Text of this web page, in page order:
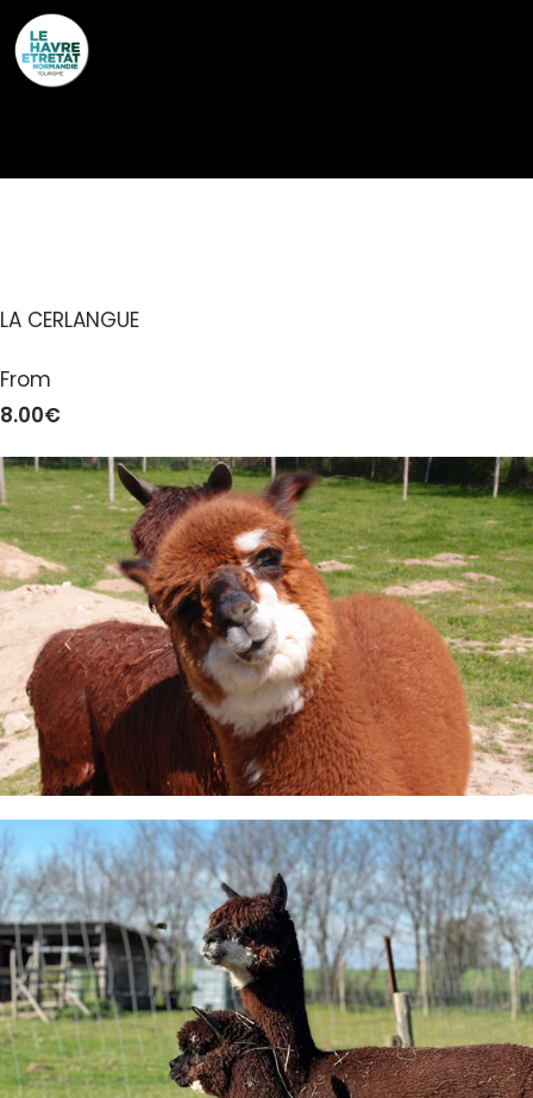
LA CERLANGUE
From
8.00€
Cookies management panel